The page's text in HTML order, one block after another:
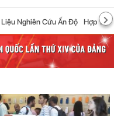
Nghiên Cứu Ấn Độ Hợp Tác